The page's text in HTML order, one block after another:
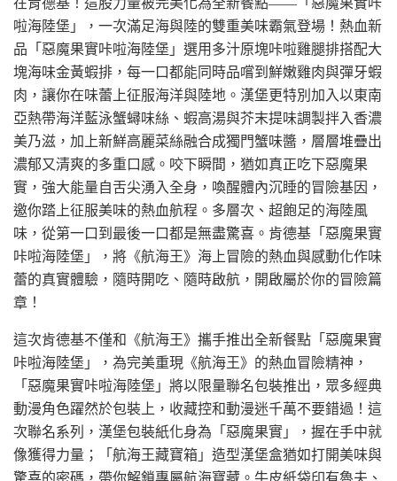
啦海陸堡」，一次滿足海與陸的雙重美味霸氣登場！熱血新
品「惡魔果實咔啦海陸堡」選用多汁原塊咔啦雞腿排搭配大
塊海味金黃蝦排，每一口都能同時品嚐到鮮嫩雞肉與彈牙蝦
肉，讓你在味蕾上征服海洋與陸地。漢堡更特別加入以東南
亞熱帶海洋藍泳蟹蟳味絲、蝦高湯與芥末提味調製拌入香濃
美乃滋，加上新鮮高麗菜絲融合成獨門蟹味醬，層層堆疊出
濃郁又清爽的多重口感。咬下瞬間，猶如真正吃下惡魔果
實，強大能量自舌尖湧入全身，喚醒體內沉睡的冒險基因，
邀你踏上征服美味的熱血航程。多層次、超飽足的海陸風
味，從第一口到最後一口都是無盡驚喜。肯德基「惡魔果實
咔啦海陸堡」，將《航海王》海上冒險的熱血與感動化作味
蕾的真實體驗，隨時開吃、隨時啟航，開啟屬於你的冒險篇
章！
這次肯德基不僅和《航海王》攜手推出全新餐點「惡魔果實
咔啦海陸堡」，為完美重現《航海王》的熱血冒險精神，
「惡魔果實咔啦海陸堡」將以限量聯名包裝推出，眾多經典
動漫角色躍然於包裝上，收藏控和動漫迷千萬不要錯過！這
次聯名系列，漢堡包裝紙化身為「惡魔果實」，握在手中就
像獲得力量；「航海王藏寶箱」造型漢堡盒猶如打開美味與
驚喜的密碼，帶你解鎖專屬航海寶藏。牛皮紙袋印有魯夫、